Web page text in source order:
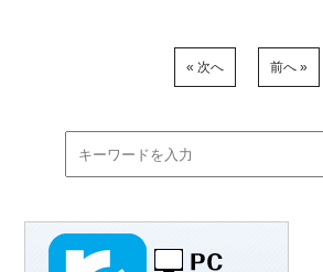
« 次へ 前へ »